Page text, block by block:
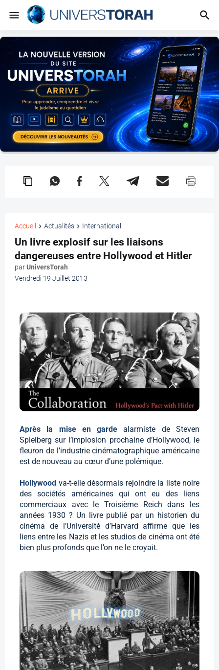
Accueil Actualités International
Un livre explosif sur les liaisons
dangereuses entre Hollywood et Hitler
parUniversTorah
Vendredi 19 Juillet 2013
Après la mise en gardealarmiste de Steven
Spielberg sur l’implosion prochaine d’Hollywood, le
fleuron de l’industrie cinématographique américaine
est de nouveau au cœur d’une polémique.
Hollywood va-t-elle désormais rejoindre la liste noire
des sociétés américaines qui ont eu des liens
commerciaux avec le Troisième Reich dans les
années 1930 ? Un livre publié par un historien du
cinéma de l’Université d’Harvard affirme que les
liens entre les Nazis et les studios de cinéma ont été
bien plus profonds que l’on ne le croyait.